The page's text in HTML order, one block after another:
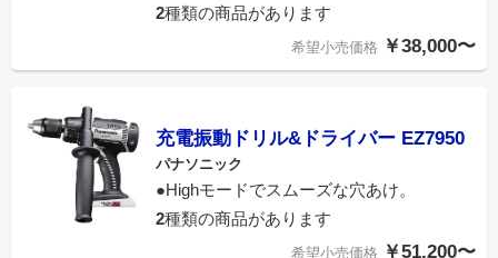
2種類の商品があります
希望小売価格 ￥38,000〜
充電振動ドリル&ドライバー EZ7950
パナソニック
●Highモードでスムーズな穴あけ。
2種類の商品があります
希望小売価格 ￥51,200〜